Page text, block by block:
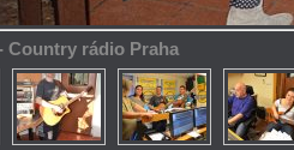
Country rádio Praha